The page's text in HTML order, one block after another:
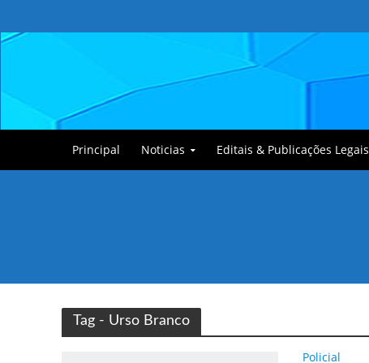
Principal Noticias Editais & Publicações Legais
Tag - Urso Branco
Policial